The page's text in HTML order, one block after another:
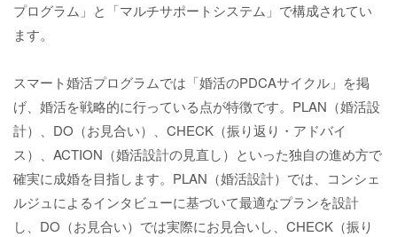
プログラム」と「マルチサポートシステム」で構成されてい
ます。
スマート婚活プログラムでは「婚活のPDCAサイクル」を掲
げ、婚活を戦略的に行っている点が特徴です。PLAN（婚活設
計）、DO（お見合い）、CHECK（振り返り・アドバイ
ス）、ACTION（婚活設計の見直し）といった独自の進め方で
確実に成婚を目指します。PLAN（婚活設計）では、コンシェ
ルジュによるインタビューに基づいて最適なプランを設計
し、DO（お見合い）では実際にお見合いし、CHECK（振り